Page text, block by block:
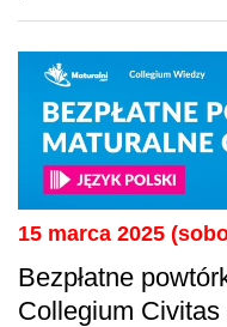
15 marca 2025
Bezpłatne
Collegium